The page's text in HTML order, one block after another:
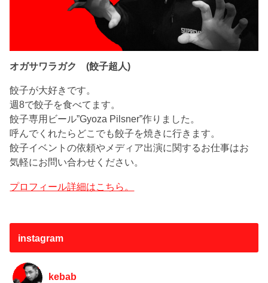
オガサワラガク (餃子超人)
餃子が大好きです。
週8で餃子を食べてます。
餃子専用ビール”Gyoza Pilsner”作りました。
呼んでくれたらどこでも餃子を焼きに行きます。
餃子イベントの依頼やメディア出演に関するお仕事はお
気軽にお問い合わせください。
プロフィール詳細はこちら。
instagram
kebab